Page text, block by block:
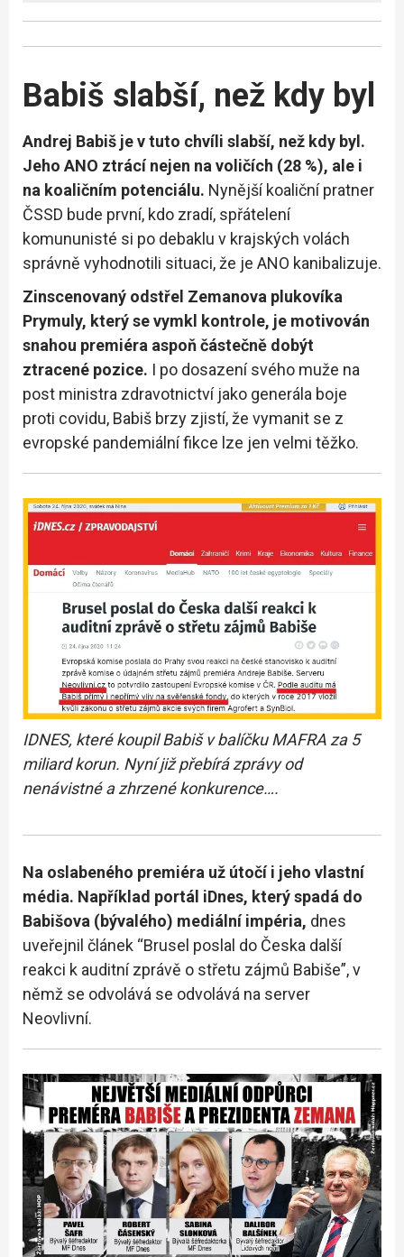
Babiš slabší, než kdy byl
Andrej Babiš je v tuto chvíli slabší, než kdy byl.
Jeho ANO ztrácí nejen na voličích (28 %), ale i
na koaličním potenciálu. Nynější koaliční pratner
ČSSD bude první, kdo zradí, spřátelení
komununisté si po debaklu v krajských volách
správně vyhodnotili situaci, že je ANO kanibalizuje.
Zinscenovaný odstřel Zemanova plukovíka
Prymuly, který se vymkl kontrole, je motivován
snahou premiéra aspoň částečně dobýt
ztracené pozice. I po dosazení svého muže na
post ministra zdravotnictví jako generála boje
proti covidu, Babiš brzy zjistí, že vymanit se z
evropské pandemiální fikce lze jen velmi těžko.
IDNES, které koupil Babiš v balíčku MAFRA za 5
miliard korun. Nyní již přebírá zprávy od
nenávistné a zhrzené konkurence….
Na oslabeného premiéra už útočí i jeho vlastní
média. Například portál iDnes, který spadá do
Babišova (bývalého) mediální impéria, dnes
uveřejnil článek “Brusel poslal do Česka další
reakci k auditní zprávě o střetu zájmů Babiše”, v
němž se odvolává se odvolává na server
Neovlivní.